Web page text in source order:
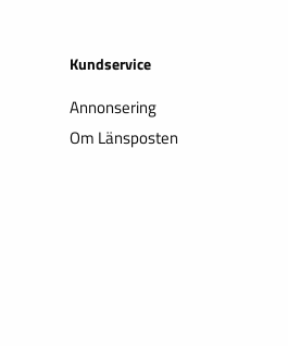
Kundservice
Annonsering
Om Länsposten